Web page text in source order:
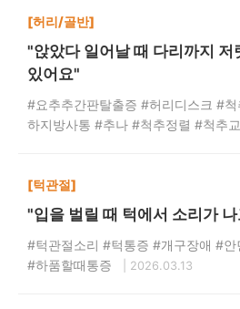
[허리/골반]
"앉았다 일어날 때 다리까지 저
있어요"
#요추추간판탈출증 #허리디스크 #
하지방사통 #추나 #척추정렬 #척추
[턱관절]
"입을 벌릴 때 턱에서 소리가
#턱관절소리 #턱통증 #개구장애 #안
#하품할때통증
| 2026.03.13